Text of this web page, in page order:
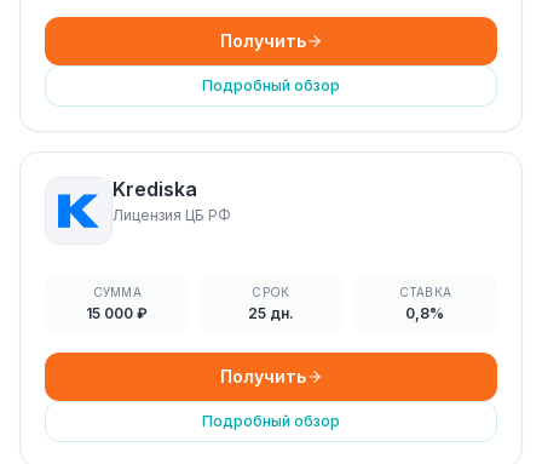
Получить
Подробный обзор
Krediska
Лицензия ЦБ РФ
СУММА
15 000 ₽
СРОК
25 дн.
СТАВКА
0,8%
Получить
Подробный обзор